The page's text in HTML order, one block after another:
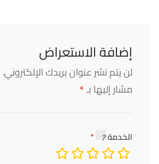
إضافة الاستعراض
لن يتم نشر عنوان بريدك الإلكتروني.
مشار إليها بـ*
الخدمة